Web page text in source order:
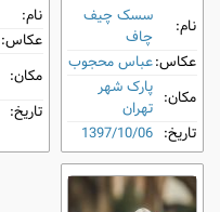
نام:
سسک چیف‌
چاف
عکاس:عباس محجوب
مکان: پارک شهر
تهران
تاریخ: 1397/10/06
نام:
عکاس:
مکان:
تاریخ: